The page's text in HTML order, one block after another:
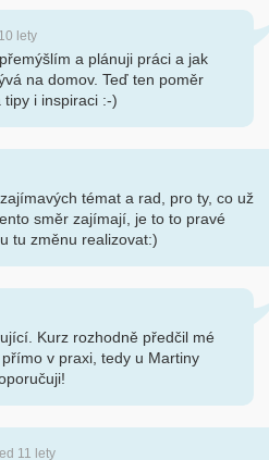
lety
a plánuji práci a jak
na domov. Teď ten poměr
i inspiraci :-)
témat a rad, pro ty, co už
směr zajímají, je to to pravé
tu změnu realizovat:)
Kurz rozhodně předčil mé
v praxi, tedy u Martiny
11 lety